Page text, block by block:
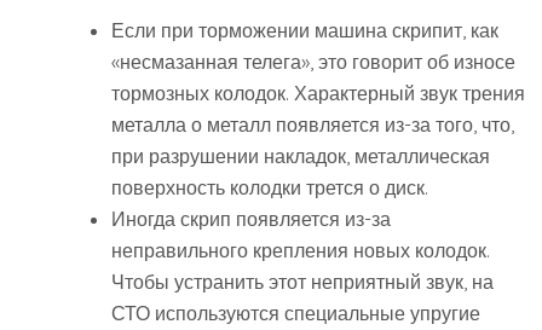
Если при торможении машина скрипит, как
«несмазанная телега», это говорит об износе
тормозных колодок. Характерный звук трения
металла о металл появляется из-за того, что,
при разрушении накладок, металлическая
поверхность колодки трется о диск.
Иногда скрип появляется из-за
неправильного крепления новых колодок.
Чтобы устранить этот неприятный звук, на
СТО используются специальные упругие